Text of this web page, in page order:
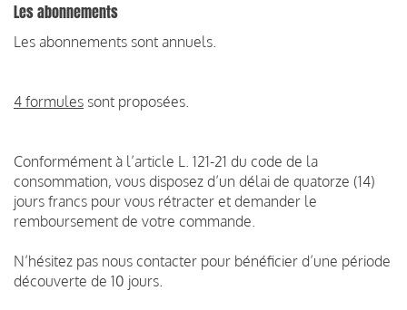
Les abonnements
Les abonnements sont annuels.
4 formules sont proposées.
Conformément à l’article L. 121-21 du code de la
consommation, vous disposez d’un délai de quatorze (14)
jours francs pour vous rétracter et demander le
remboursement de votre commande.
N’hésitez pas nous contacter pour bénéficier d’une période
découverte de 10 jours.